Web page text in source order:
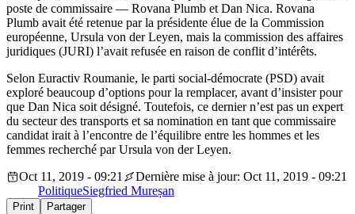
poste de commissaire — Rovana Plumb et Dan Nica. Rovana
Plumb avait été retenue par la présidente élue de la Commission
européenne, Ursula von der Leyen, mais la commission des affaires
juridiques (JURI) l’avait refusée en raison de conflit d’intérêts.
Selon Euractiv Roumanie, le parti social-démocrate (PSD) avait
exploré beaucoup d’options pour la remplacer, avant d’insister pour
que Dan Nica soit désigné. Toutefois, ce dernier n’est pas un expert
du secteur des transports et sa nomination en tant que commissaire
candidat irait à l’encontre de l’équilibre entre les hommes et les
femmes recherché par Ursula von der Leyen.
Oct 11, 2019 - 09:21
Dernière mise à jour: Oct 11, 2019 - 09:21
PolitiqueSiegfried Mureșan
Print Partager